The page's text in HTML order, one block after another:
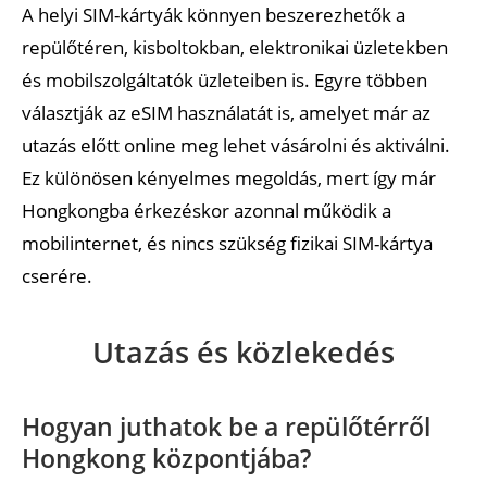
A helyi SIM-kártyák könnyen beszerezhetők a
repülőtéren, kisboltokban, elektronikai üzletekben
és mobilszolgáltatók üzleteiben is. Egyre többen
választják az eSIM használatát is, amelyet már az
utazás előtt online meg lehet vásárolni és aktiválni.
Ez különösen kényelmes megoldás, mert így már
Hongkongba érkezéskor azonnal működik a
mobilinternet, és nincs szükség fizikai SIM-kártya
cserére.
Utazás és közlekedés
Hogyan juthatok be a repülőtérről
Hongkong központjába?